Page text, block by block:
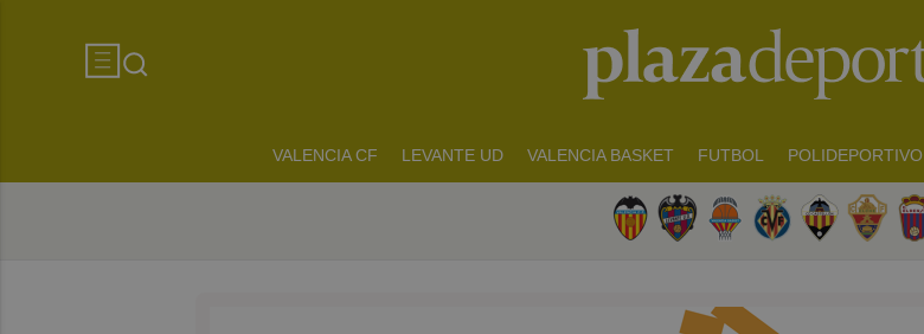
VALENCIA CF LEVANTE UD VALENCIA BASKET FUTBOL POLIDEPORTIVO